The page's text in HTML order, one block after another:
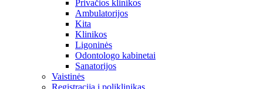
Privačios klinikos
Ambulatorijos
Kita
Klinikos
Ligoninės
Odontologo kabinetai
Sanatorijos
Vaistinės
Registracija į poliklinikas